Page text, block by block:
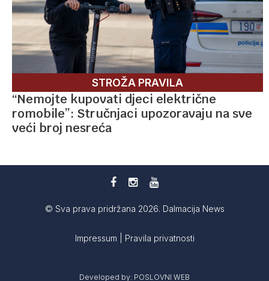
STROŽA PRAVILA
“Nemojte kupovati djeci električne
romobile”: Stručnjaci upozoravaju na sve
veći broj nesreća
© Sva prava pridržana 2026. Dalmacija News
Impressum Pravila privatnosti
Developed by: POSLOVNI WEB